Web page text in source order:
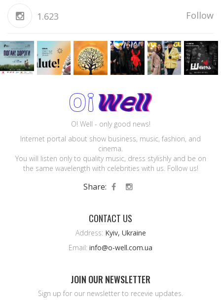
1.623 Follow
O! Well - only good news!
Internet portal about show business, music, fashion, and
cinema.
You will listen only to quality music, dress stylishly and be on
the same wavelength with celebrities with us. Follow us!
Share:
CONTACT US
Address: Kyiv, Ukraine
Email: info@o-well.com.ua
JOIN OUR NEWSLETTER
Sign up for our newsletter to recevie updates.